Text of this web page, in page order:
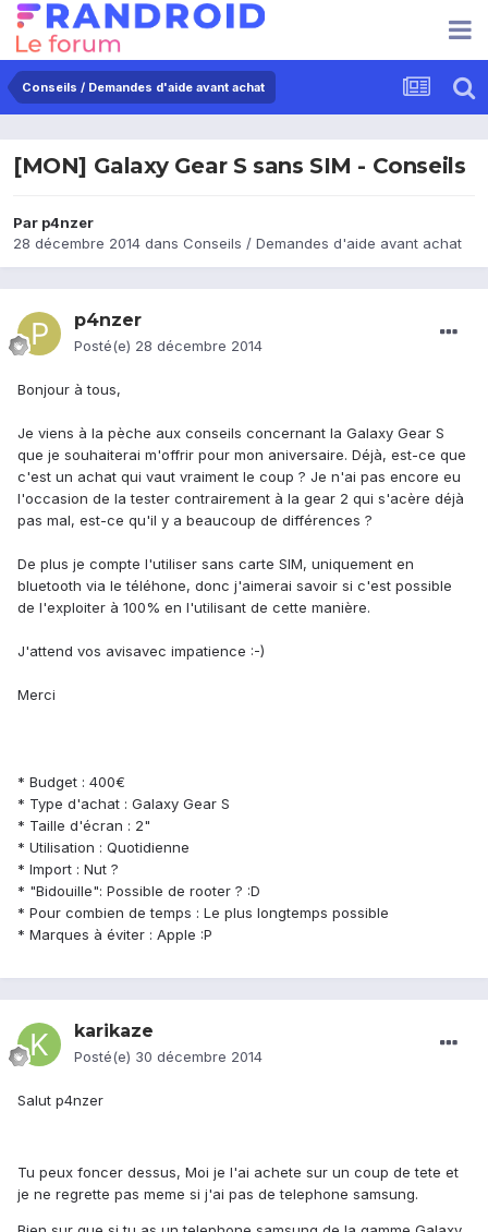
Conseils / Demandes d'aide avant achat
[MON] Galaxy Gear S sans SIM - Conseils
Par p4nzer
28 décembre 2014 dans Conseils / Demandes d'aide avant achat
p4nzer
Posté(e) 28 décembre 2014
Bonjour à tous,
Je viens à la pèche aux conseils concernant la Galaxy Gear S
que je souhaiterai m'offrir pour mon aniversaire. Déjà, est-ce que
c'est un achat qui vaut vraiment le coup ? Je n'ai pas encore eu
l'occasion de la tester contrairement à la gear 2 qui s'acère déjà
pas mal, est-ce qu'il y a beaucoup de différences ?
De plus je compte l'utiliser sans carte SIM, uniquement en
bluetooth via le téléhone, donc j'aimerai savoir si c'est possible
de l'exploiter à 100% en l'utilisant de cette manière.
J'attend vos avisavec impatience :-)
Merci
* Budget : 400€
* Type d'achat : Galaxy Gear S
* Taille d'écran : 2"
* Utilisation : Quotidienne
* Import : Nut ?
* "Bidouille": Possible de rooter ? :D
* Pour combien de temps : Le plus longtemps possible
* Marques à éviter : Apple :P
karikaze
Posté(e) 30 décembre 2014
Salut p4nzer
Tu peux foncer dessus, Moi je l'ai achete sur un coup de tete et
je ne regrette pas meme si j'ai pas de telephone samsung.